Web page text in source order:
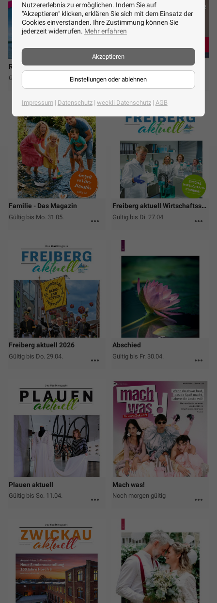
Reisedienst Kaiser
Gültig 2026 more_horiz
prisma
Gültig bis Fr. 14.08.
Familie - Das Magazin
Gültig bis Mo. 31.05. more_horiz
Freiberg aktuell Wirtschaftsspecial
Gültig bis Di. 27.04. more_horiz
Freiberg aktuell 2026
Gültig bis Do. 29.04. more_horiz
Abschied
Gültig bis Fr. 30.04. more_horiz
Plauen aktuell
Gültig bis So. 11.04. more_horiz
Mach was!
Noch morgen gültig more_horiz
Nutzererlebnis zu ermöglichen. Indem Sie auf
"Akzeptieren" klicken, erklären Sie sich mit dem Einsatz der
Cookies einverstanden. Ihre Zustimmung können Sie
jederzeit widerrufen. Mehr erfahren
Einstellungen oder ablehnen
Akzeptieren
Impressum| Datenschutz| weekli Datenschutz| AGB